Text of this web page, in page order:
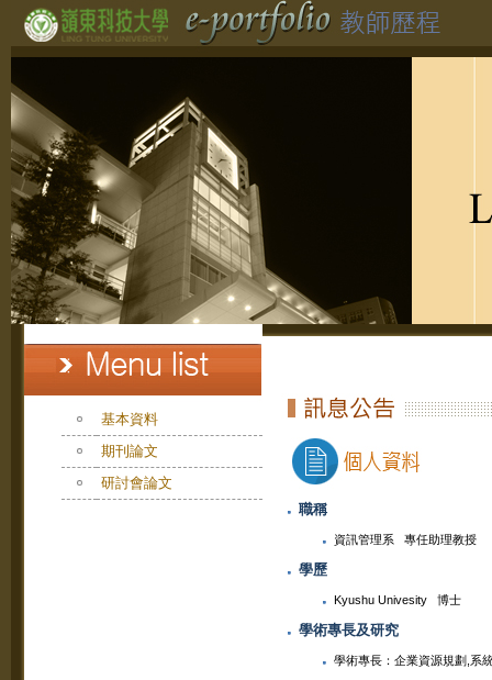
基本資料
期刊論文
研討會論文
職稱
資訊管理系 專任助理教授
學歷
Kyushu Univesity 博士
學術專長及研究
學術專長：企業資源規劃,系